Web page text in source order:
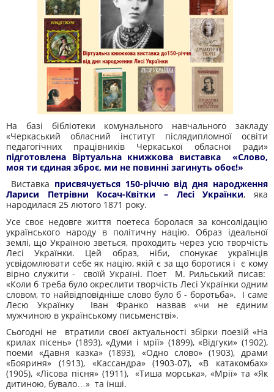
На базі бібліотеки комунального навчального закладу
«Черкаський обласний інститут післядипломної освіти
педагогічних працівників Черкаської обласної ради»
підготовлена Віртуальна книжкова виставка «Слово,
моя ти єдиная зброє, ми не повинні загинуть обоє!»
Виставка присвячується 150-річчю від дня народження
Лариси Петрівни Косач-Квітки – Лесі Українки, яка
народилася 25 лютого 1871 року.
Усе своє недовге життя поетеса боролася за консолідацію
українського народу в політичну націю. Образ ідеальної
землі, що Україною зветься, проходить через усю творчість
Лесі Українки. Цей образ, ніби, спонукає українців
усвідомлювати себе як націю, якій є за що боротися і є кому
вірно служити - своїй Україні. Поет М. Рильський писав:
«Коли б треба було окреслити творчість Лесі Українки одним
словом, то найвідповідніше слово було б - боротьба». І саме
Лесю Українку Іван Франко назвав «чи не єдиним
мужчиною в українському письменстві».
Сьогодні не втратили своєї актуальності збірки поезій «На
крилах пісень» (1893), «Думи і мрії» (1899), «Відгуки» (1902),
поеми «Давня казка» (1893), «Одно слово» (1903), драми
«Бояриня» (1913), «Кассандра» (1903-07), «В катакомбах»
(1905), «Лісова пісня» (1911), «Тиша морська», «Мрії» та «Як
дитиною, бувало…» та інші.